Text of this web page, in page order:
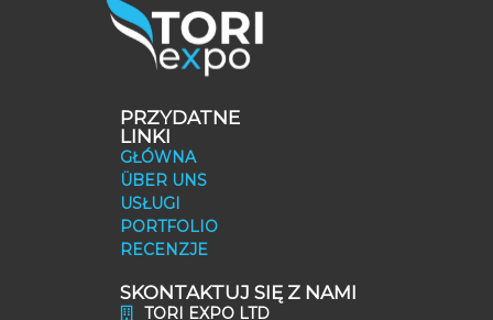
PRZYDATNE
LINKI
GŁÓWNA
ÜBER UNS
USŁUGI
PORTFOLIO
RECENZJE
SKONTAKTUJ SIĘ Z NAMI
TORI EXPO LTD